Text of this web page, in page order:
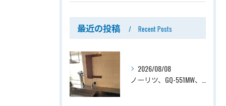
最近の投稿 Recent Posts
2026/08/08